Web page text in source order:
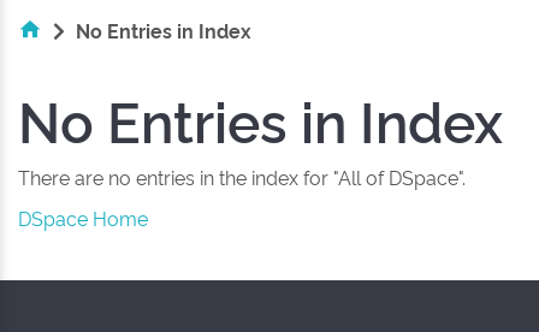
No Entries in Index
No Entries in Index
There are no entries in the index for "All of DSpace".
DSpace Home